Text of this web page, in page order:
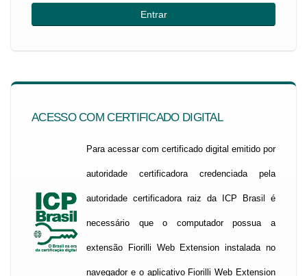
ACESSO COM CERTIFICADO DIGITAL
Para acessar com certificado digital emitido por
autoridade certificadora credenciada pela
autoridade certificadora raiz da ICP Brasil é
necessário que o computador possua a
extensão Fiorilli Web Extension instalada no
navegador e o aplicativo Fiorilli Web Extension